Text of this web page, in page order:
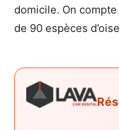
domicile. On
de 90 espèces